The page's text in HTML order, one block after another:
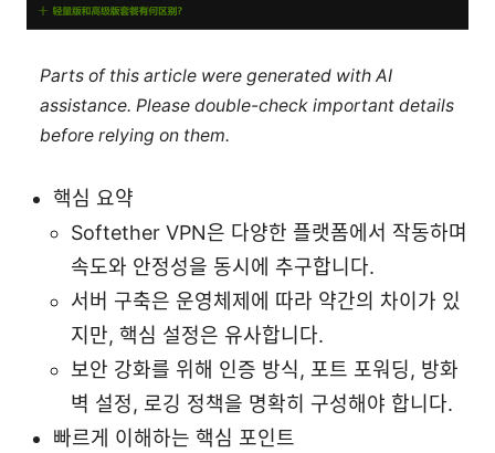
Parts of this article were generated with AI
assistance. Please double-check important details
before relying on them.
핵심 요약
Softether VPN은 다양한 플랫폼에서 작동하며
속도와 안정성을 동시에 추구합니다.
서버 구축은 운영체제에 따라 약간의 차이가 있
지만, 핵심 설정은 유사합니다.
보안 강화를 위해 인증 방식, 포트 포워딩, 방화
벽 설정, 로깅 정책을 명확히 구성해야 합니다.
빠르게 이해하는 핵심 포인트